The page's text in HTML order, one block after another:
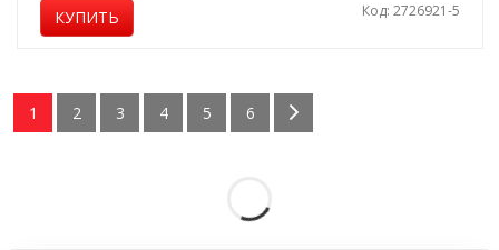
КУПИТЬ Код: 2726921-5
1 2 3 4 5 6